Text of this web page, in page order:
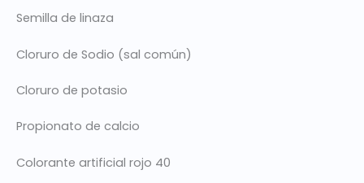
Semilla de linaza
Cloruro de Sodio (sal común)
Cloruro de potasio
Propionato de calcio
Colorante artificial rojo 40